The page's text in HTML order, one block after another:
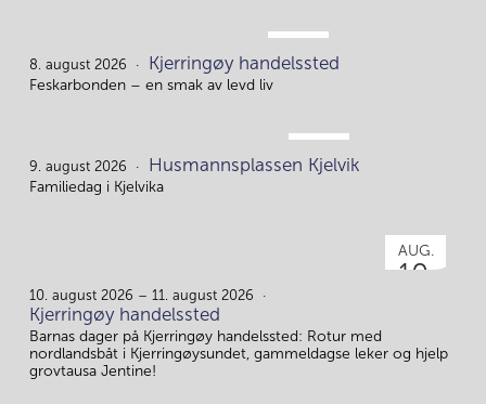
8.
8. august 2026 Kjerringøy handelssted
Feskarbonden – en smak av levd liv
9.
9. august 2026 Husmannsplassen Kjelvik
Familiedag i Kjelvika
AUG.
10.
10. august 2026 – 11. august 2026
Kjerringøy handelssted
Barnas dager på Kjerringøy handelssted: Rotur med
nordlandsbåt i Kjerringøysundet, gammeldagse leker og hjelp
grovtausa Jentine!